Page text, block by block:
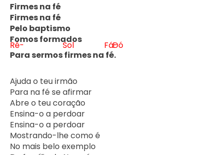
Firmes na fé
Firmes na fé
Pelo baptismo
Fomos formados
P
Ré-
ara sermos f
Sol
irmes na f
Fá-
é.
Dó
Ajuda o teu irmão
Para na fé se afirmar
Abre o teu coração
Ensina-o a perdoar
Ensina-o a perdoar
Mostrando-lhe como é
No mais belo exemplo